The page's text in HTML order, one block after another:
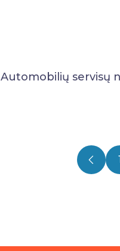
Automobilių servisų